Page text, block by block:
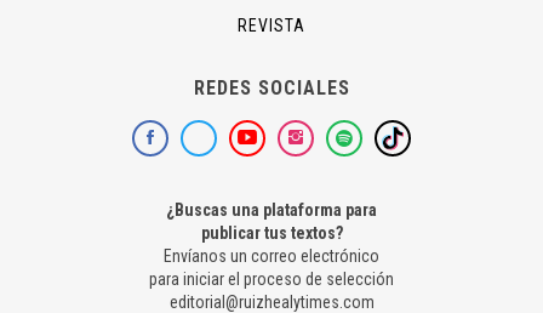
REVISTA
REDES SOCIALES
¿Buscas una plataforma para
publicar tus textos?
Envíanos un correo electrónico
para iniciar el proceso de selección
editorial@ruizhealytimes.com